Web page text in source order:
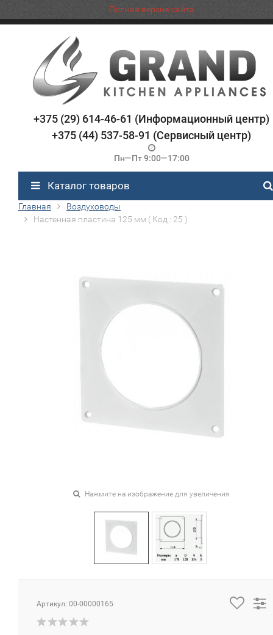
Полная версия сайта
+375 (29) 614-46-61 (Информационный центр)
+375 (44) 537-58-91 (Сервисный центр)
Пн—Пт 9:00—17:00
Каталог товаров
Главная
Воздуховоды
Настенная пластина 125 мм ( Код : 25 )
Нажмите на изображение для увеличения
Артикул: 00-00000165